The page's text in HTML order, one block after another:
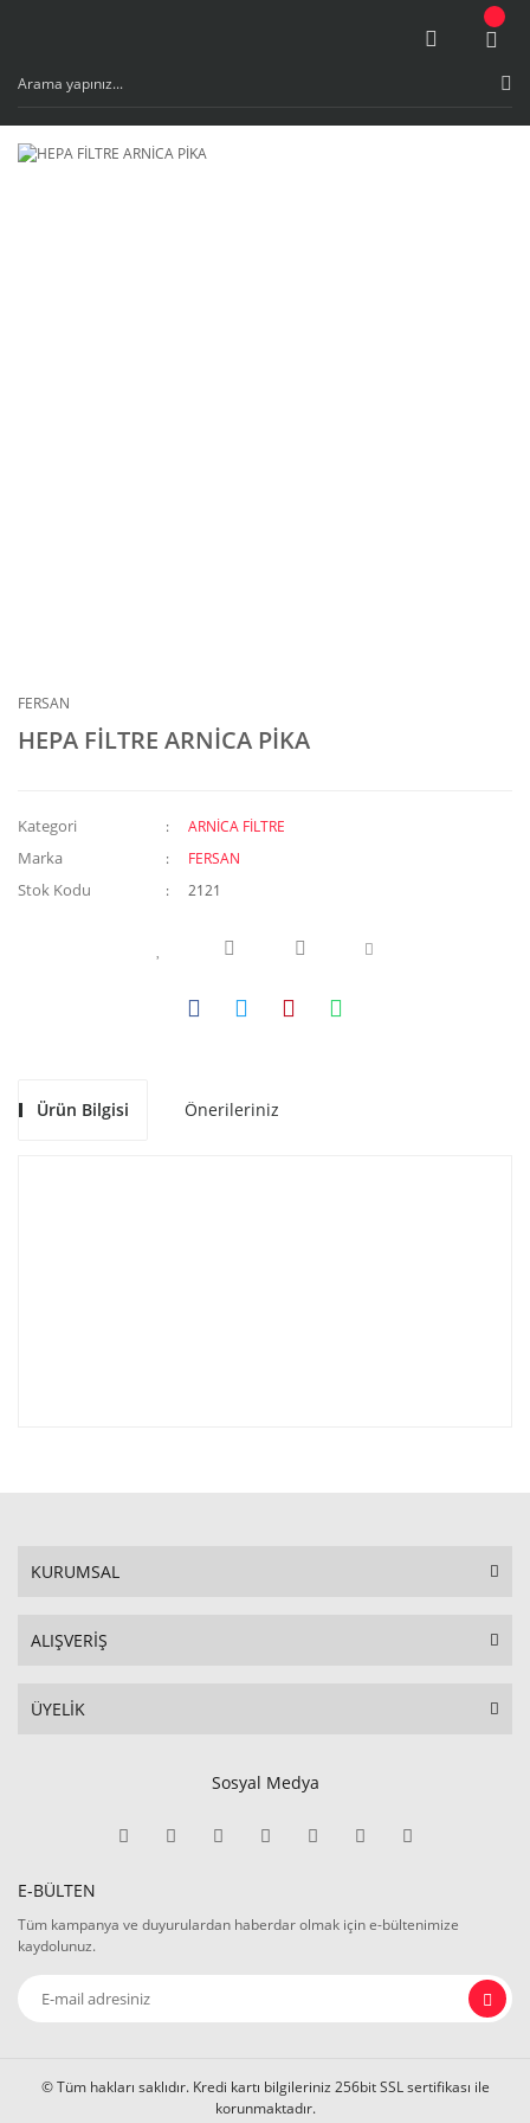
FERSAN
HEPA FİLTRE ARNİCA PİKA
Kategori ARNİCA FİLTRE
Marka FERSAN
Stok Kodu 2121
Ürün Bilgisi Önerileriniz
KURUMSAL
ALIŞVERİŞ
ÜYELİK
Sosyal Medya
E-BÜLTEN
Tüm kampanya ve duyurulardan haberdar olmak için e-bültenimize
kaydolunuz.
© Tüm hakları saklıdır. Kredi kartı bilgileriniz 256bit SSL sertifikası ile
korunmaktadır.